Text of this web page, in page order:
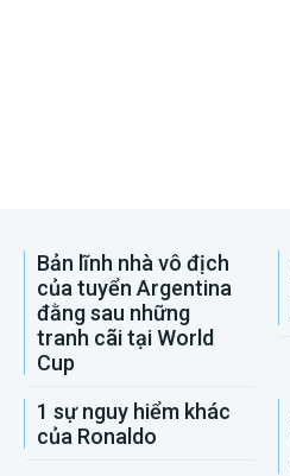
Bản lĩnh nhà vô địch
của tuyển Argentina
đằng sau những
tranh cãi tại World
Cup
1 sự nguy hiểm khác
của Ronaldo